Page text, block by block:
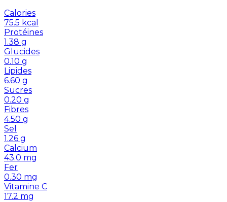
Calories
75.5 kcal
Protéines
1.38 g
Glucides
0.10 g
Lipides
6.60 g
Sucres
0.20 g
Fibres
4.50 g
Sel
1.26 g
Calcium
43.0 mg
Fer
0.30 mg
Vitamine C
17.2 mg